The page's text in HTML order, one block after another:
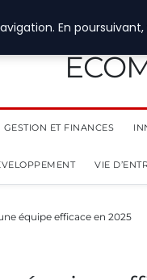
GESTION ET FINANCES
VIE
équipe efficace en 2025
En